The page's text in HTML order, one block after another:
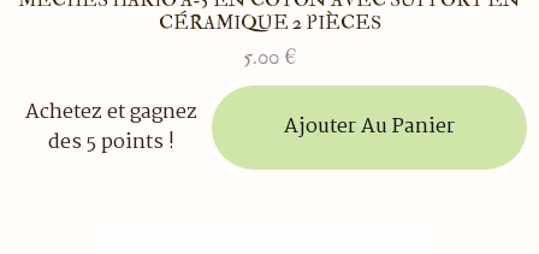
CÉRAMIQUE 2 PIÈCES
5.00 €
Achetez et gagnez
des 5 points !
Ajouter Au Panier